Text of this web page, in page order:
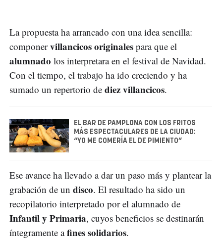
La propuesta ha arrancado con una idea sencilla:
componervillancicos originales para que el
alumnado los interpretara en el festival de Navidad.
Con el tiempo, el trabajo ha ido creciendo y ha
sumado un repertorio de diez villancicos.
EL BAR DE PAMPLONA CON LOS FRITOS
MÁS ESPECTACULARES DE LA CIUDAD:
“YO ME COMERÍA EL DE PIMIENTO”
Ese avance ha llevado a dar un paso más y plantear la
grabación de un disco. El resultado ha sido un
recopilatorio interpretado por el alumnado de
Infantil y Primaria, cuyos beneficios se destinarán
íntegramente afines solidarios.